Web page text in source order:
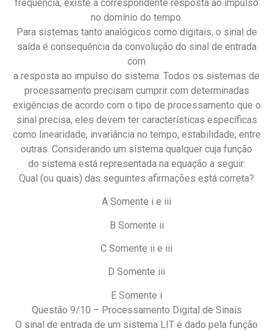
frequência, existe a correspondente resposta ao impulso
no domínio do tempo.
Para sistemas tanto analógicos como digitais, o sinal de
saída é consequência da convolução do sinal de entrada
com
a resposta ao impulso do sistema. Todos os sistemas de
processamento precisam cumprir com determinadas
exigências de acordo com o tipo de processamento que o
sinal precisa, eles devem ter características específicas
como linearidade, invariância no tempo, estabilidade, entre
outras. Considerando um sistema qualquer cuja função
do sistema está representada na equação a seguir:
Qual (ou quais) das seguintes afirmações está correta?
A Somente i e iii
B Somente ii
C Somente ii e iii
D Somente iii
E Somente i
Questão 9/10 – Processamento Digital de Sinais
O sinal de entrada de um sistema LIT é dado pela função